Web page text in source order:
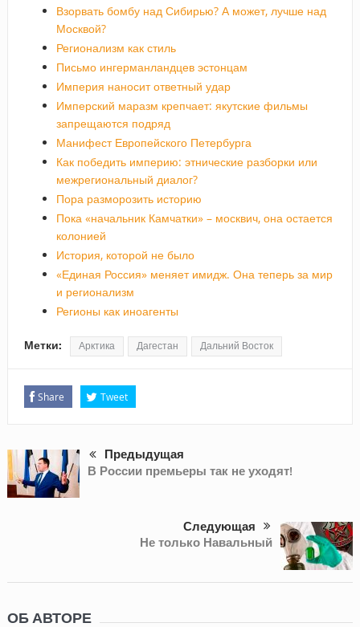
Взорвать бомбу над Сибирью? А может, лучше над
Москвой?
Регионализм как стиль
Письмо ингерманландцев эстонцам
Империя наносит ответный удар
Имперский маразм крепчает: якутские фильмы
запрещаются подряд
Манифест Европейского Петербурга
Как победить империю: этнические разборки или
межрегиональный диалог?
Пора разморозить историю
Пока «начальник Камчатки» – москвич, она остается
колонией
История, которой не было
«Единая Россия» меняет имидж. Она теперь за мир
и регионализм
Регионы как иноагенты
Метки: Арктика Дагестан Дальний Восток
Share Tweet
Предыдущая
В России премьеры так не уходят!
Следующая
Не только Навальный
ОБ АВТОРЕ